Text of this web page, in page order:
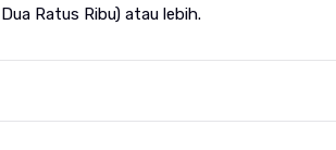
Ratus Ribu) atau lebih.